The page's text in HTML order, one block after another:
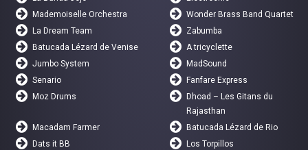
Mademoiselle Orchestra
Wonder Brass Band Quartet
La Dream Team
Zabumba
Batucada Lézard de Venise
A tricyclette
Jumbo System
MadSound
Senario
Fanfare Express
Moz Drums
Dhoad – Les Gitans du
Rajasthan
Macadam Farmer
Batucada Lézard de Rio
Dats it BB
Los Torpillos